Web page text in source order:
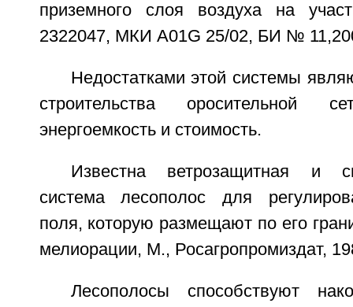
приземного слоя воздуха на
2322047, МКИ A01G 25/02, БИ №
Недостатками этой системы
строительства оросительной
энергоемкость и стоимость.
Известна ветрозащитная и
система лесополос для
поля, которую размещают по его
мелиорации, М., Росагропромиздат,
Лесополосы способствуют